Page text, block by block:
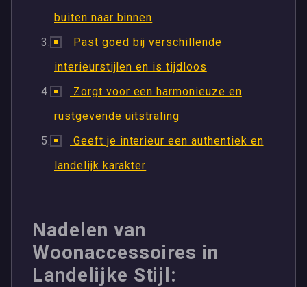
buiten naar binnen
Past goed bij verschillende
interieurstijlen en is tijdloos
Zorgt voor een harmonieuze en
rustgevende uitstraling
Geeft je interieur een authentiek en
landelijk karakter
Nadelen van
Woonaccessoires in
Landelijke Stijl: